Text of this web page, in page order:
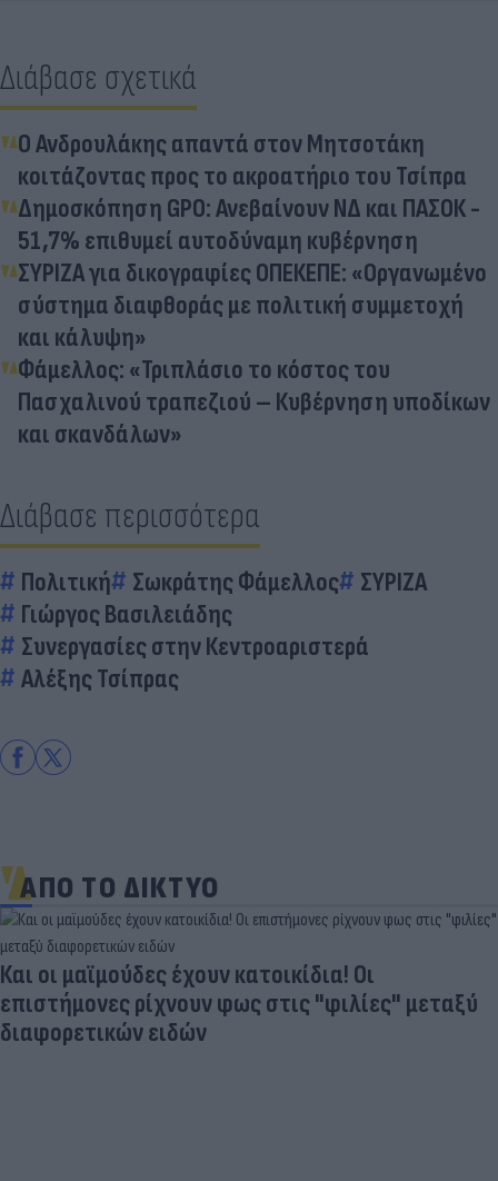
Διάβασε σχετικά
Ο Ανδρουλάκης απαντά στον Μητσοτάκη
κοιτάζοντας προς το ακροατήριο του Τσίπρα
Δημοσκόπηση GPO: Ανεβαίνουν ΝΔ και ΠΑΣΟΚ -
51,7% επιθυμεί αυτοδύναμη κυβέρνηση
ΣΥΡΙΖΑ για δικογραφίες ΟΠΕΚΕΠΕ: «Οργανωμένο
σύστημα διαφθοράς με πολιτική συμμετοχή
και κάλυψη»
Φάμελλος: «Τριπλάσιο το κόστος του
Πασχαλινού τραπεζιού – Κυβέρνηση υποδίκων
και σκανδάλων»
Διάβασε περισσότερα
Πολιτική Σωκράτης Φάμελλος
ΣΥΡΙΖΑ
Γιώργος Βασιλειάδης
Συνεργασίες στην Κεντροαριστερά
Αλέξης Τσίπρας
ΑΠΟ ΤΟ ΔΙΚΤΥΟ
Και οι μαϊμούδες έχουν κατοικίδια! Οι
επιστήμονες ρίχνουν φως στις "φιλίες" μεταξύ
διαφορετικών ειδών